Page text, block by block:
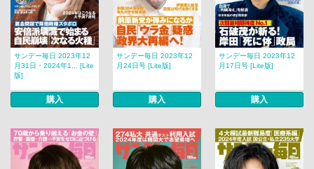
サンデー毎日 2023年12
月31日・2024年1... [Lite
版]
購入
サンデー毎日 2023年12
月24日号 [Lite版]
購入
サンデー毎日 2023年12
月17日号 [Lite版]
購入